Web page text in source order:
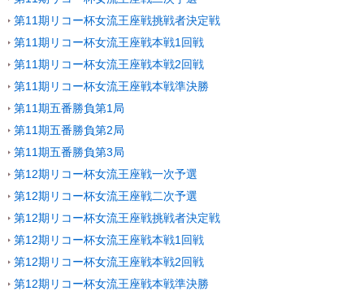
第11期リコー杯女流王座戦挑戦者決定戦
第11期リコー杯女流王座戦本戦1回戦
第11期リコー杯女流王座戦本戦2回戦
第11期リコー杯女流王座戦本戦準決勝
第11期五番勝負第1局
第11期五番勝負第2局
第11期五番勝負第3局
第12期リコー杯女流王座戦一次予選
第12期リコー杯女流王座戦二次予選
第12期リコー杯女流王座戦挑戦者決定戦
第12期リコー杯女流王座戦本戦1回戦
第12期リコー杯女流王座戦本戦2回戦
第12期リコー杯女流王座戦本戦準決勝